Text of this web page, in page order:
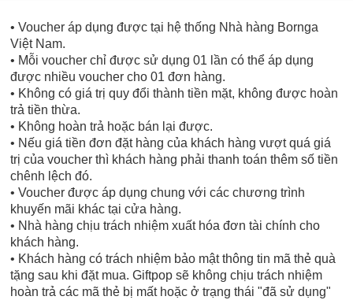
• Voucher áp dụng được tại hệ thống Nhà hàng Bornga
Việt Nam.
• Mỗi voucher chỉ được sử dụng 01 lần có thể áp dụng
được nhiều voucher cho 01 đơn hàng.
• Không có giá trị quy đổi thành tiền mặt, không được hoàn
trả tiền thừa.
• Không hoàn trả hoặc bán lại được.
• Nếu giá tiền đơn đặt hàng của khách hàng vượt quá giá
trị của voucher thì khách hàng phải thanh toán thêm số tiền
chênh lệch đó.
• Voucher được áp dụng chung với các chương trình
khuyến mãi khác tại cửa hàng.
• Nhà hàng chịu trách nhiệm xuất hóa đơn tài chính cho
khách hàng.
• Khách hàng có trách nhiệm bảo mật thông tin mã thẻ quà
tặng sau khi đặt mua. Giftpop sẽ không chịu trách nhiệm
hoàn trả các mã thẻ bị mất hoặc ở trạng thái "đã sử dụng"